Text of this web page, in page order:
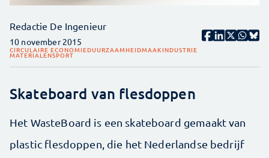
Redactie De Ingenieur
10 november 2015
CIRCULAIRE ECONOMIEDUURZAAMHEIDMAAKINDUSTRIE
MATERIALENSPORT
Skateboard van flesdoppen
Het WasteBoard is een skateboard gemaakt van
plastic flesdoppen, die het Nederlandse bedrijf